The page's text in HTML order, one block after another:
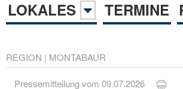
LOKALES
TERMINE
REGION | MONTABAUR
Pressemitteilung vom 09.07.2026